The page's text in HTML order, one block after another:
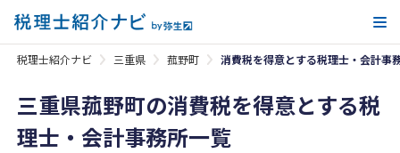
税理士紹介ナビ 三重県 菰野町 消費税を得意とする税理士・会計事
三重県菰野町の消費税を得意とする税
理士・会計事務所一覧